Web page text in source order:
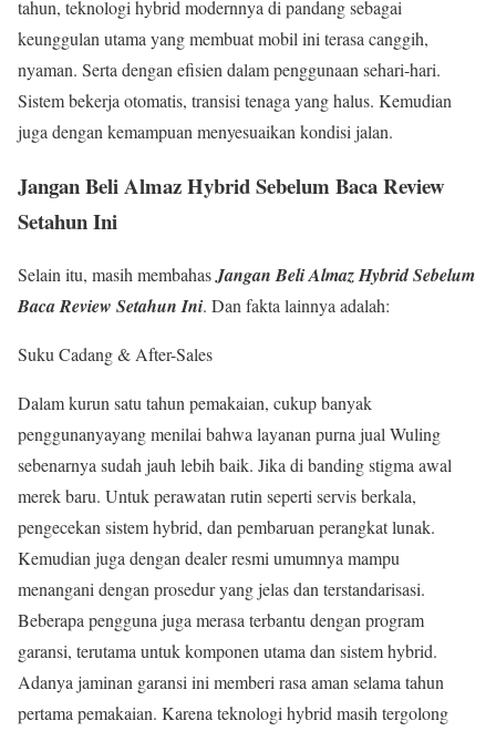
tahun, teknologi hybrid modernnya di pandang sebagai
keunggulan utama yang membuat mobil ini terasa canggih,
nyaman. Serta dengan efisien dalam penggunaan sehari-hari.
Sistem bekerja otomatis, transisi tenaga yang halus. Kemudian
juga dengan kemampuan menyesuaikan kondisi jalan.
Jangan Beli Almaz Hybrid Sebelum Baca Review
Setahun Ini
Selain itu, masih membahasJangan Beli Almaz Hybrid Sebelum
Baca Review Setahun Ini. Dan fakta lainnya adalah:
Suku Cadang & After-Sales
Dalam kurun satu tahun pemakaian, cukup banyak
penggunanyayang menilai bahwa layanan purna jual Wuling
sebenarnya sudah jauh lebih baik. Jika di banding stigma awal
merek baru. Untuk perawatan rutin seperti servis berkala,
pengecekan sistem hybrid, dan pembaruan perangkat lunak.
Kemudian juga dengan dealer resmi umumnya mampu
menangani dengan prosedur yang jelas dan terstandarisasi.
Beberapa pengguna juga merasa terbantu dengan program
garansi, terutama untuk komponen utama dan sistem hybrid.
Adanya jaminan garansi ini memberi rasa aman selama tahun
pertama pemakaian. Karena teknologi hybrid masih tergolong